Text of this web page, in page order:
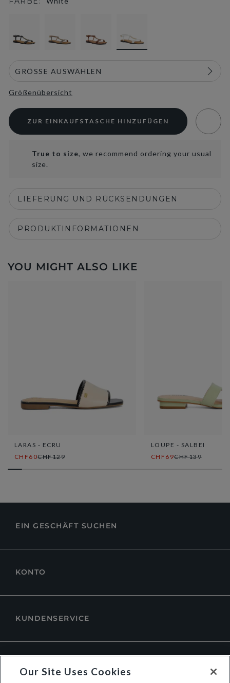
Größenübersicht
ZUR EINKAUFSTASCHE HINZUFÜGEN
True to size, we recommend ordering your usual
size.
LIEFERUNG UND RÜCKSENDUNGEN
PRODUKTINFORMATIONEN
YOU MIGHT ALSO LIKE
LARAS - ECRU
CHF60CHF129
LOUPE - SALBEI
CHF69CHF139
EIN GESCHÄFT SUCHEN
KONTO
KUNDENSERVICE
Our Site Uses Cookies